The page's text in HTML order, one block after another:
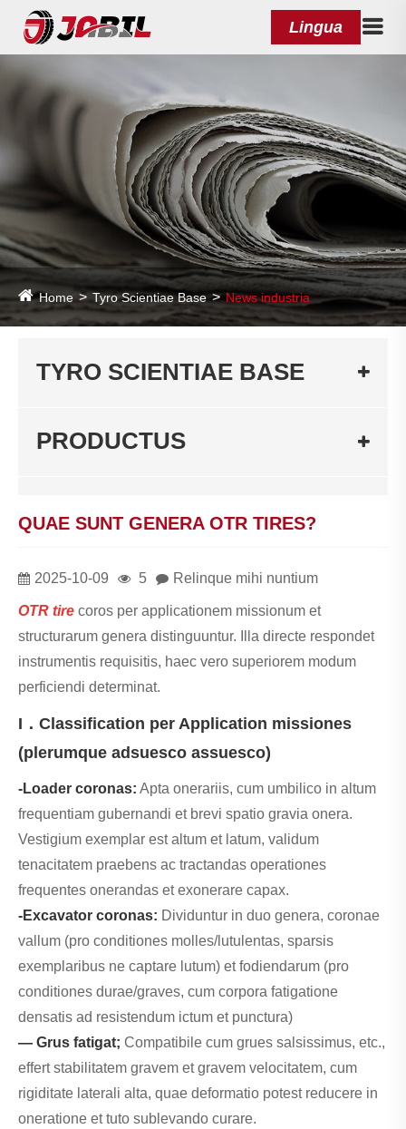
Lingua
Home Tyro Scientiae Base News industria
TYRO SCIENTIAE BASE
PRODUCTUS
QUAE SUNT GENERA OTR TIRES?
2025-10-09 5 Relinque mihi nuntium
OTR tire coros per applicationem missionum et
structurarum genera distinguuntur. Illa directe respondet
instrumentis requisitis, haec vero superiorem modum
perficiendi determinat.
I．Classification per Application missiones
(plerumque adsuesco assuesco)
-Loader coronas: Apta onerariis, cum umbilico in altum
frequentiam gubernandi et brevi spatio gravia onera.
Vestigium exemplar est altum et latum, validum
tenacitatem praebens ac tractandas operationes
frequentes onerandas et exonerare capax.
-Excavator coronas: Dividuntur in duo genera, coronae
vallum (pro conditiones molles/lutulentas, sparsis
exemplaribus ne captare lutum) et fodiendarum (pro
conditiones durae/graves, cum corpora fatigatione
densatis ad resistendum ictum et punctura)
— Grus fatigat; Compatibile cum grues salsissimus, etc.,
effert stabilitatem gravem et gravem velocitatem, cum
rigiditate laterali alta, quae deformatio potest reducere in
oneratione et tuto sublevando curare.